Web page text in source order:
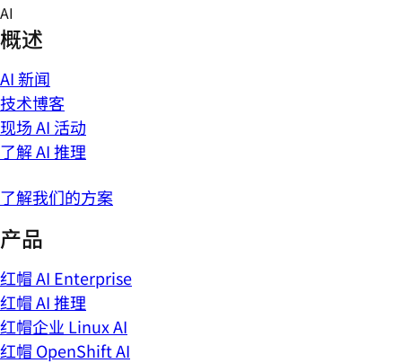
Skip
to
content
AI
概述
AI 新闻
技术博客
现场 AI 活动
了解 AI 推理
了解我们的方案
产品
红帽 AI Enterprise
红帽 AI 推理
红帽企业 Linux AI
红帽 OpenShift AI